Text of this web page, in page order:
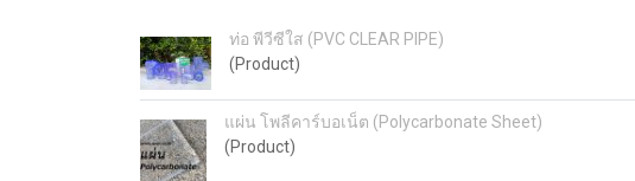
ท่อ พีวีซีใส (PVC CLEAR PIPE)
(Product)
แผ่น โพลีคาร์บอเน็ต (Polycarbonate Sheet)
(Product)